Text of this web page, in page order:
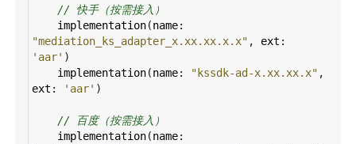
// 快手（按需接入）
implementation(name
"mediation_ks_adapter_x.xx.xx.x.x" , ext
'aar' )
implementation(name: "kssdk-ad-x.xx.xx.x"
ext : 'aar' )
// 百度（按需接入）
implementation(name